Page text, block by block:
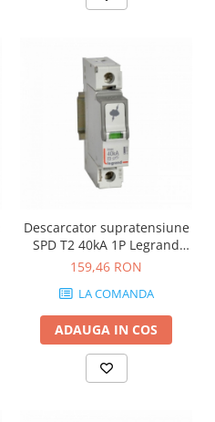
Descarcator supratensiune
SPD T2 40kA 1P Legrand
412230
159,46 RON
LA COMANDA
ADAUGA IN COS